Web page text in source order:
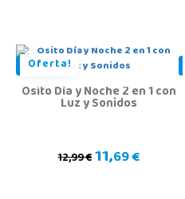
Oferta!
Osito Día y Noche 2 en 1 con
Luz y Sonidos
12,99 €11,69 €